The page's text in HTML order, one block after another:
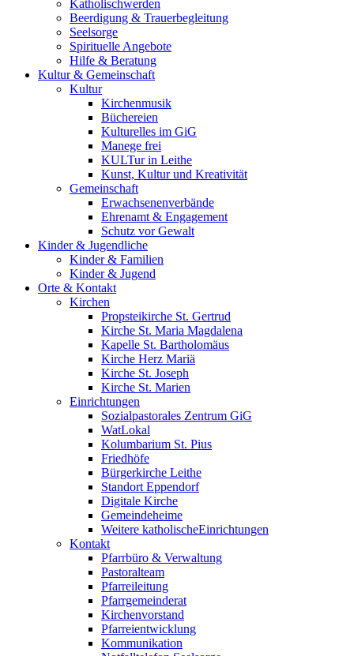
Katholischwerden
Beerdigung & Trauerbegleitung
Seelsorge
Spirituelle Angebote
Hilfe & Beratung
Kultur & Gemeinschaft
Kultur
Kirchenmusik
Büchereien
Kulturelles im GiG
Manege frei
KULTur in Leithe
Kunst, Kultur und Kreativität
Gemeinschaft
Erwachsenenverbände
Ehrenamt & Engagement
Schutz vor Gewalt
Kinder & Jugendliche
Kinder & Familien
Kinder & Jugend
Orte & Kontakt
Kirchen
Propsteikirche St. Gertrud
Kirche St. Maria Magdalena
Kapelle St. Bartholomäus
Kirche Herz Mariä
Kirche St. Joseph
Kirche St. Marien
Einrichtungen
Sozialpastorales Zentrum GiG
WatLokal
Kolumbarium St. Pius
Friedhöfe
Bürgerkirche Leithe
Standort Eppendorf
Digitale Kirche
Gemeindeheime
Weitere katholische­­Einrichtungen
Kontakt
Pfarrbüro & Verwaltung
Pastoralteam
Pfarreileitung
Pfarrgemeinderat
Kirchenvorstand
Pfarreientwicklung
Kommunikation